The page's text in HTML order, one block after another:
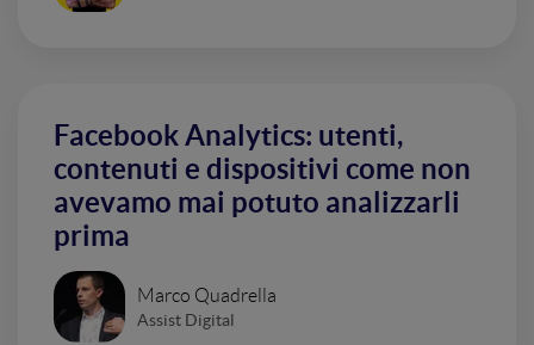
Facebook Analytics: utenti,
contenuti e dispositivi come non
avevamo mai potuto analizzarli
prima
Marco Quadrella
Assist Digital